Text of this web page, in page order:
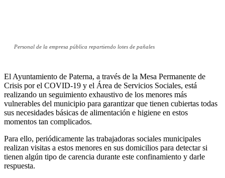
Personal de la empresa pública repartiendo lotes de pañales
El Ayuntamiento de Paterna, a través de la Mesa Permanente de
Crisis por el COVID-19 y el Área de Servicios Sociales, está
realizando un seguimiento exhaustivo de los menores más
vulnerables del municipio para garantizar que tienen cubiertas todas
sus necesidades básicas de alimentación e higiene en estos
momentos tan complicados.
Para ello, periódicamente las trabajadoras sociales municipales
realizan visitas a estos menores en sus domicilios para detectar si
tienen algún tipo de carencia durante este confinamiento y darle
respuesta.